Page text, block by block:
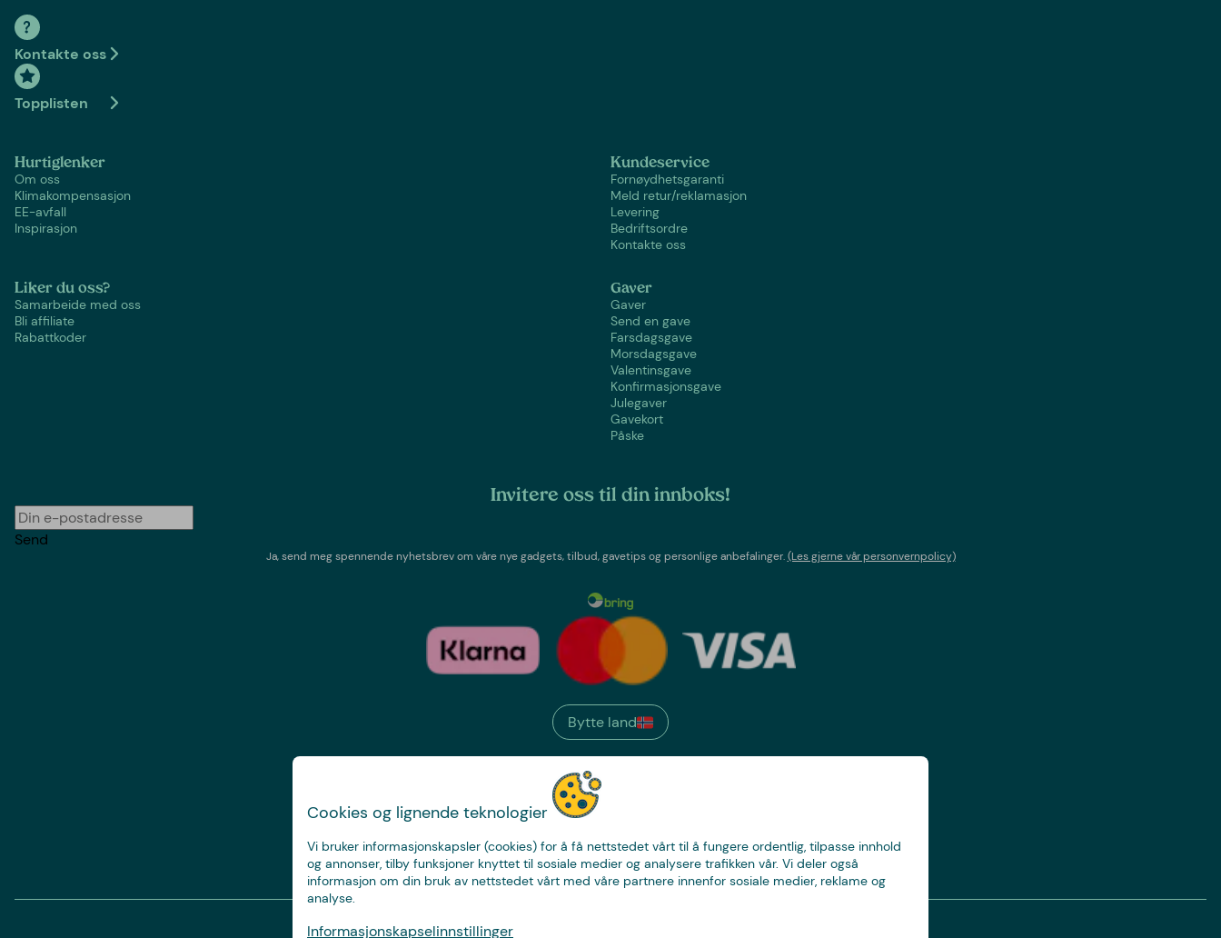
Cookies og lignende teknologier
Vi bruker informasjonskapsler (cookies) for å få nettstedet vårt til å fungere ordentlig, tilpasse innhold
og annonser, tilby funksjoner knyttet til sosiale medier og analysere trafikken vår. Vi deler også
informasjon om din bruk av nettstedet vårt med våre partnere innenfor sosiale medier, reklame og
analyse.
Informasjonskapselinnstillinger
Kontakte oss
Topplisten
Hurtiglenker
Om oss
Klimakompensasjon
EE-avfall
Inspirasjon
Kundeservice
Fornøydhetsgaranti
Meld retur/reklamasjon
Levering
Bedriftsordre
Kontakte oss
Liker du oss?
Samarbeide med oss
Bli affiliate
Rabattkoder
Gaver
Gaver
Send en gave
Farsdagsgave
Morsdagsgave
Valentinsgave
Konfirmasjonsgave
Julegaver
Gavekort
Påske
Invitere oss til din innboks!
Send
Ja, send meg spennende nyhetsbrev om våre nye gadgets, tilbud, gavetips og personlige anbefalinger.(Les gjerne vår personvernpolicy)
Bytte land